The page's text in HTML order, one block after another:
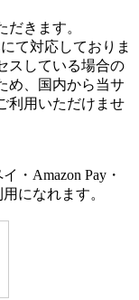
だきます。
て対応しておりま
スしている場合の
め、国内から当サ
利用いただけませ
・Amazon Pay・
になれます。